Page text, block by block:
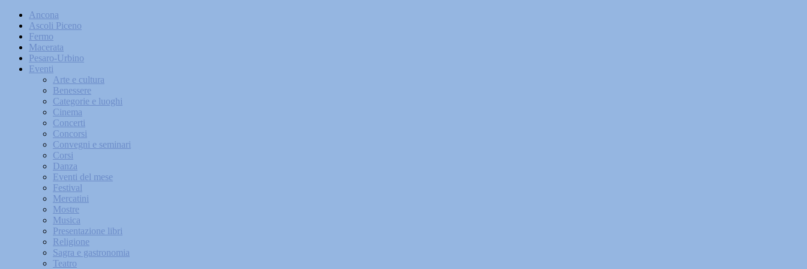
Ancona
Ascoli Piceno
Fermo
Macerata
Pesaro-Urbino
Eventi
Arte e cultura
Benessere
Categorie e luoghi
Cinema
Concerti
Concorsi
Convegni e seminari
Corsi
Danza
Eventi del mese
Festival
Mercatini
Mostre
Musica
Presentazione libri
Religione
Sagra e gastronomia
Teatro